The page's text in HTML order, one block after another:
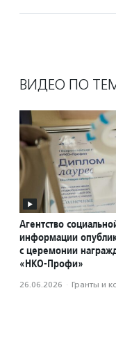
ВИДЕО ПО
Агентство
информации
с церемонии
«НКО-Профи»
26.06.2026 · Гранты и